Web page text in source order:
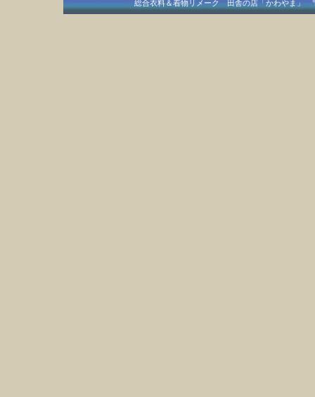
総合衣料＆着物リメーク 田舎の店「かわやま」